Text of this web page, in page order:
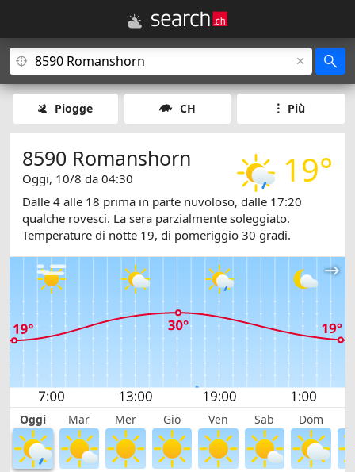
Piogge CH Più
19°
8590 Romanshorn
Oggi, 10/8 da 04:30
Dalle 4 alle 18 prima in parte nuvoloso, dalle 17:20
qualche rovesci. La sera parzialmente soleggiato.
Temperature di notte 19, di pomeriggio 30 gradi.
Oggi Mar Mer Gio Ven Sab Dom